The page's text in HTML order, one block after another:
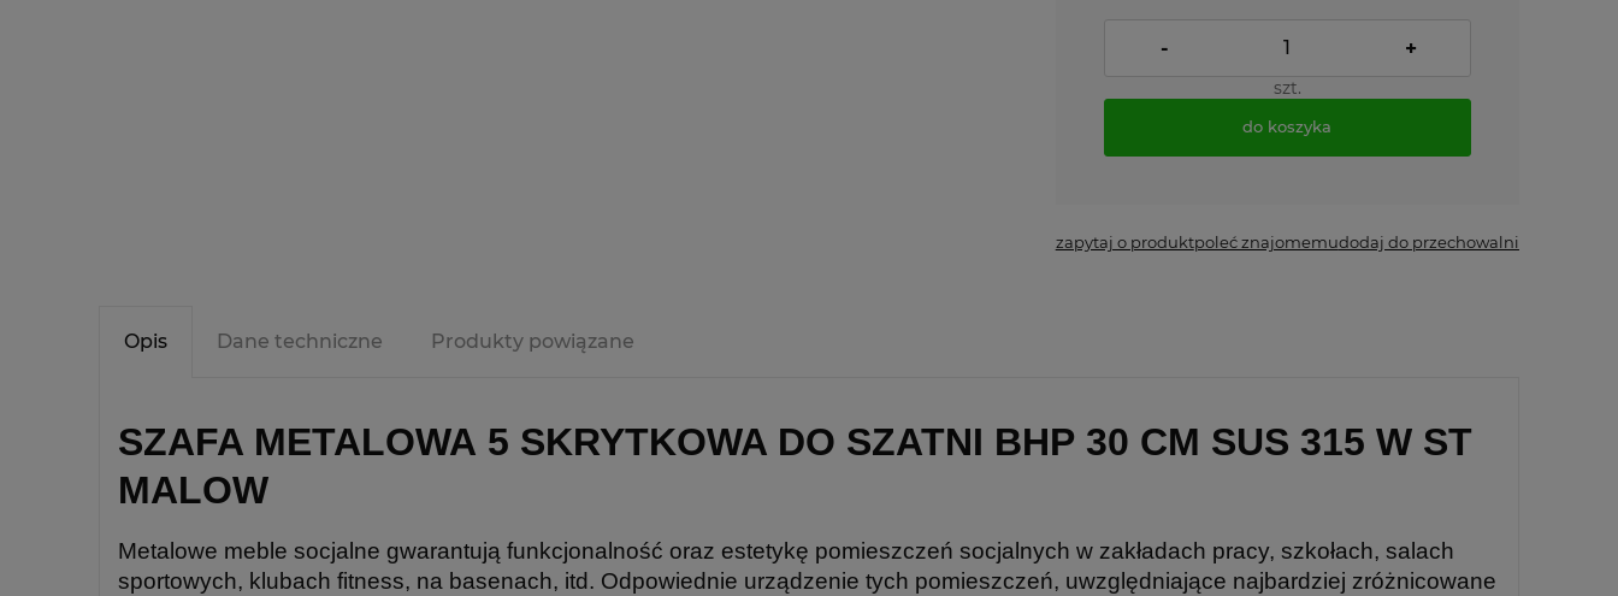
- +
szt.
do koszyka
zapytaj o produktpoleć znajomemudodaj do przechowalni
Opis Dane techniczne Produkty powiązane
SZAFA METALOWA 5 SKRYTKOWA DO SZATNI BHP 30 CM SUS 315 W ST
MALOW
Metalowe meble socjalne gwarantują funkcjonalność oraz estetykę pomieszczeń socjalnych w zakładach pracy, szkołach, salach
sportowych, klubach fitness, na basenach, itd. Odpowiednie urządzenie tych pomieszczeń, uwzględniające najbardziej zróżnicowane